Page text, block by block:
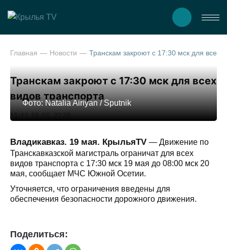
Главная Новости
Транскам закроют с 17:30 мск для всех
видов транспорта
15:11 19.05.2026
Фото: Natalia Airiyan / Sputnik
Владикавказ. 19 мая. КрыльяTV — Движение по
Транскавказской магистраль ограничат для всех
видов транспорта с 17:30 мск 19 мая до 08:00 мск 20
мая, сообщает МЧС Южной Осетии.
Уточняется, что ограничения введены для
обеспечения безопасности дорожного движения.
Поделиться: